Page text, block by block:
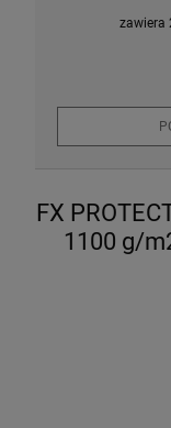
zawiera
FX
1100 g/